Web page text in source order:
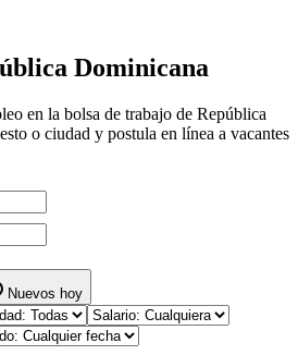
Dominicana
en la bolsa de trabajo de República
o ciudad y postula en línea a vacantes
Nuevos hoy